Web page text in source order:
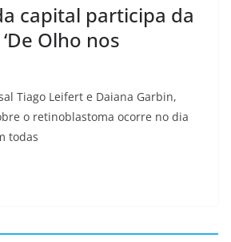
capital participa da
Olho nos
Tiago Leifert e Daiana Garbin,
o retinoblastoma ocorre no dia
todas